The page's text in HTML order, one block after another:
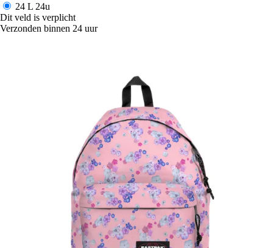
24 L 24u
Dit veld is verplicht
Verzonden binnen 24 uur